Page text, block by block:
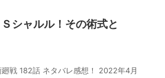
シャルル！その術式と
戦 182話 ネタバレ感想！ 2022年4月